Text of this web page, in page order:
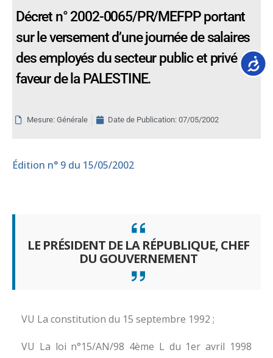
Décret n° 2002-0065/PR/MEFPP portant
sur le versement d’une journée de salaires
des employés du secteur public et privé en
faveur de la PALESTINE.
Mesure: Générale Date de Publication: 07/05/2002
Édition n° 9 du 15/05/2002
LE PRÉSIDENT DE LA RÉPUBLIQUE, CHEF
DU GOUVERNEMENT
VU La constitution du 15 septembre 1992 ;
VU La loi n°15/AN/98 4ème L du 1er avril 1998